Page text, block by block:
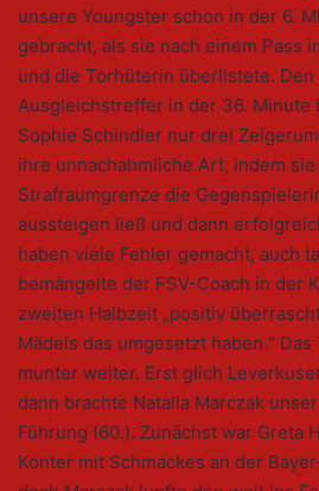
unsere Youngster schon in der 6.
gebracht, als sie nach einem Pass
und die Torhüterin überlistete.
Ausgleichstreffer in der 36. Minute
Sophie Schindler nur drei
ihre unnachahmliche Art, indem
Strafraumgrenze die
aussteigen ließ und dann
haben viele Fehler gemacht, auch
bemängelte der FSV-Coach in der
zweiten Halbzeit „positiv
Mädels das umgesetzt haben.“
munter weiter. Erst glich
dann brachte Natalia Marczak
Führung (60.). Zunächst war Greta
Konter mit Schmackes an der